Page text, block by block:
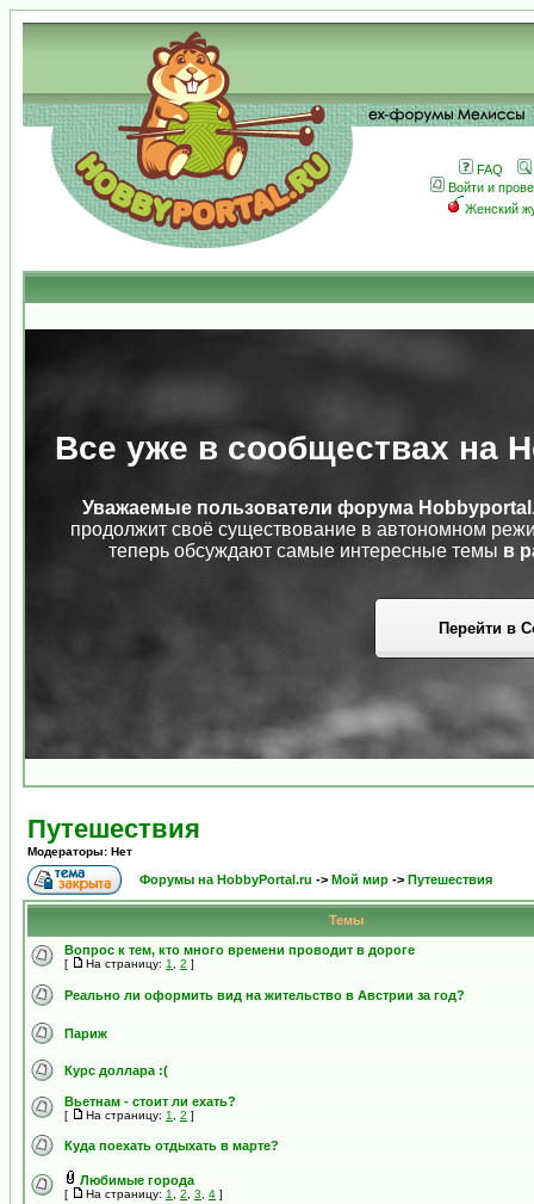
FAQ
Войти и
Женский
Все уже в сообществах на
Уважаемые пользователи форума
продолжит своё существование в автономном
теперь обсуждают самые интересные темы в
Перейти в
Путешествия
Модераторы: Нет
Форумы на HobbyPortal.ru -> Мой мир -> Путешествия
Темы
Вопрос к тем, кто много времени проводит в дороге
[ На страницу: 1 2 ]
Реально ли оформить вид на жительство в Австрии за год?
Париж
Курс доллара :(
Вьетнам - стоит ли ехать?
[ На страницу: 1 2 ]
Куда поехать отдыхать в марте?
Любимые города
[ На страницу: 1 2 3 4 ]